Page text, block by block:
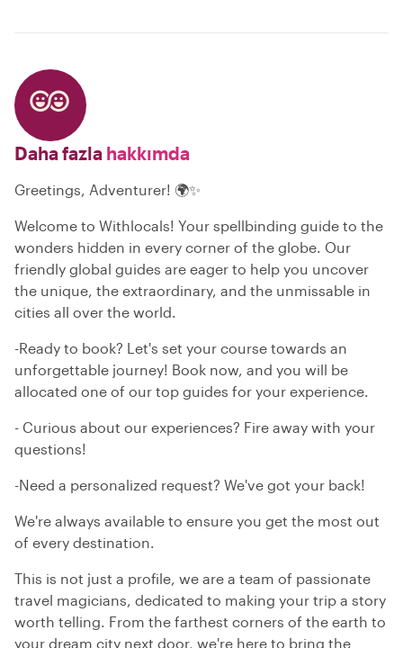
Daha fazla hakkımda
Greetings, Adventurer! 🌍✨
Welcome to Withlocals! Your spellbinding guide to the
wonders hidden in every corner of the globe. Our
friendly global guides are eager to help you uncover
the unique, the extraordinary, and the unmissable in
cities all over the world.
-Ready to book? Let's set your course towards an
unforgettable journey! Book now, and you will be
allocated one of our top guides for your experience.
- Curious about our experiences? Fire away with your
questions!
-Need a personalized request? We've got your back!
We're always available to ensure you get the most out
of every destination.
This is not just a profile, we are a team of passionate
travel magicians, dedicated to making your trip a story
worth telling. From the farthest corners of the earth to
your dream city next door, we're here to bring the